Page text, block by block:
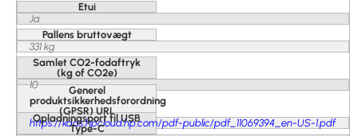
Etui
Ja
Pallens bruttovægt
331 kg
Samlet CO2-fodaftryk
(kg of CO2e)
10
Generel
produktsikkerhedsforordning
(GPSR) URL
https://kaas.hpcloud.hp.com/pdf-public/pdf_11069394_en-US-1.pdf
Opladningsport til USB
Type-C